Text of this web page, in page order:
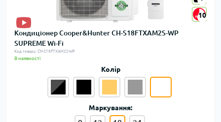
10
10
Кондиціонер Cooper&Hunter CH-S18FTXAM2S-WP
SUPREME Wi-Fi
Код товару: CH-S18FTXAM2S-WP
В наявності
Колір
Маркування: